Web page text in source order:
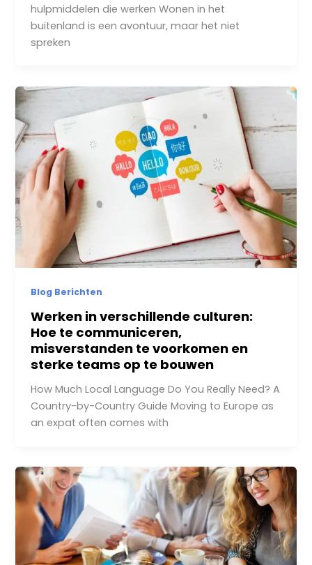
hulpmiddelen die werken Wonen in het
buitenland is een avontuur, maar het niet
spreken
Blog Berichten
Werken in verschillende culturen:
Hoe te communiceren,
misverstanden te voorkomen en
sterke teams op te bouwen
How Much Local Language Do You Really Need? A
Country-by-Country Guide Moving to Europe as
an expat often comes with